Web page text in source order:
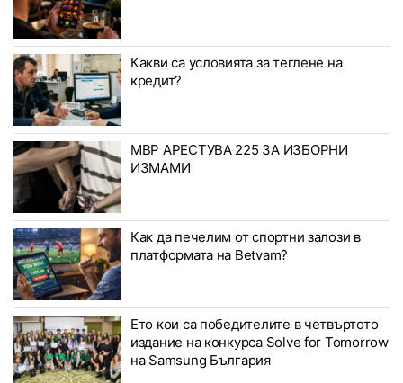
Какви са условията за теглене на
кредит?
МВР АРЕСТУВА 225 ЗА ИЗБОРНИ
ИЗМАМИ
Как да печелим от спортни залози в
платформата на Betvam?
Ето кои са победителите в четвъртото
издание на конкурса Solve for Tomorrow
на Samsung България